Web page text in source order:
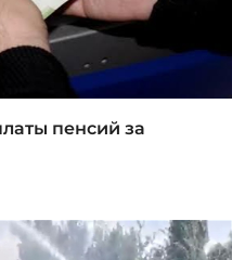
пенсий за